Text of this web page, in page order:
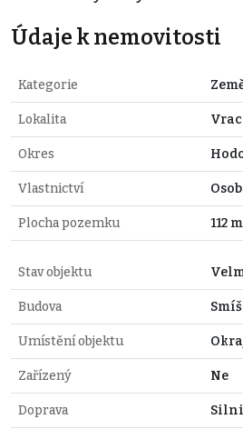
Údaje k nemovitosti
Kategorie
Lokalita
Okres
Vlastnictví
Plocha pozemku 112
Stav objektu
Budova
Umístění objektu
Zařízený Ne
Doprava